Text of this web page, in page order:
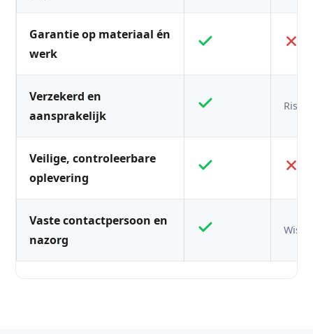
Garantie op materiaal én
werk
Verzekerd en
aansprakelijk
Veilige, controleerbare
oplevering
Vaste contactpersoon en
nazorg